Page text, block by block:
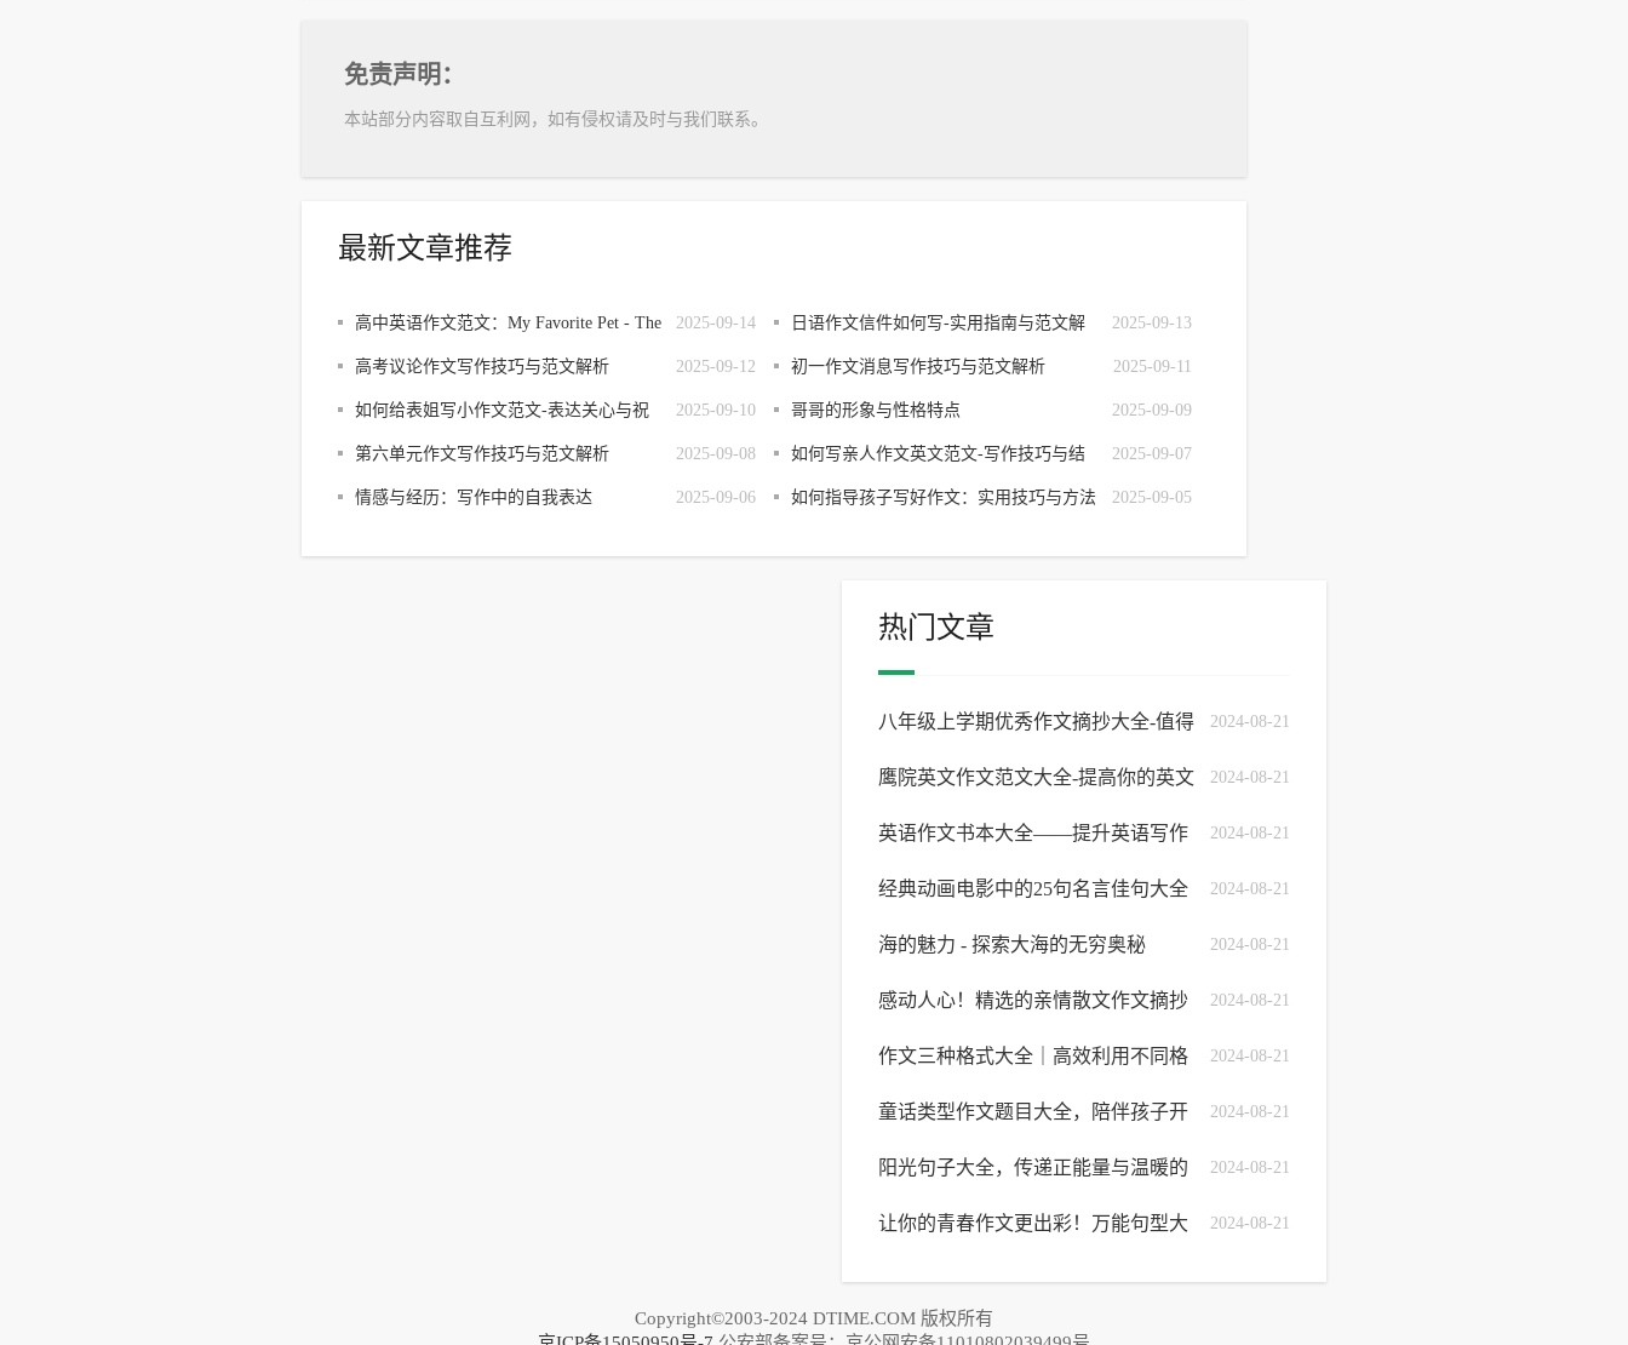
免责声明：
本站部分内容取自互利网，如有侵权请及时与我们联系。
最新文章推荐
2025-09-14
高中英语作文范文：My Favorite Pet - The
Cat
2025-09-13
日语作文信件如何写-实用指南与范文解
析
2025-09-12
高考议论作文写作技巧与范文解析 2025-09-11
初一作文消息写作技巧与范文解析
2025-09-10
如何给表姐写小作文范文-表达关心与祝
福
2025-09-09
哥哥的形象与性格特点
2025-09-08
第六单元作文写作技巧与范文解析 2025-09-07
如何写亲人作文英文范文-写作技巧与结
构解析
2025-09-06
情感与经历：写作中的自我表达 2025-09-05
如何指导孩子写好作文：实用技巧与方法
热门文章
2024-08-21
八年级上学期优秀作文摘抄大全-值得
一读的八上作文经典 2024-08-21
鹰院英文作文范文大全-提高你的英文
写作水平 2024-08-21
英语作文书本大全——提升英语写作
能力的完美选择 2024-08-21
经典动画电影中的25句名言佳句大全
2024-08-21
海的魅力 - 探索大海的无穷奥秘
2024-08-21
感动人心！精选的亲情散文作文摘抄
合集 2024-08-21
作文三种格式大全｜高效利用不同格
式提升写作技巧 2024-08-21
童话类型作文题目大全，陪伴孩子开
启想象力与创造力的大门 2024-08-21
阳光句子大全，传递正能量与温暖的
写作灵感 2024-08-21
让你的青春作文更出彩！万能句型大
公开
Copyright©2003-2024 DTIME.COM 版权所有